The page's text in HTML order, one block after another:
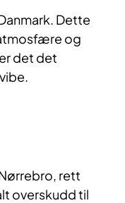
Dette
og
det det
rett
overskudd til